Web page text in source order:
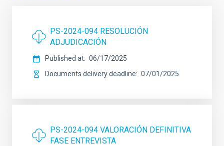
PS-2024-094 RESOLUCIÓN
ADJUDICACIÓN
Published at
06/17/2025
Documents delivery deadline
07/01/2025
PS-2024-094 VALORACIÓN DEFINITIVA
FASE ENTREVISTA